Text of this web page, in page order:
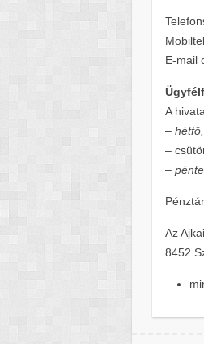
E-mail
A
–
–
–
Az
8452